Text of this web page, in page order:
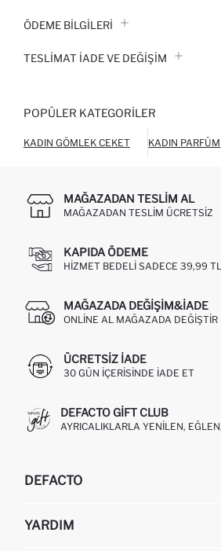
ÖDEME BİLGİLERİ
TESLIMAT İADE VE DEĞIŞIM
POPÜLER KATEGORILER
KADIN GÖMLEK CEKET KADIN PARFÜM
MAĞAZADAN TESLIM AL
MAĞAZADAN TESLIM ÜCRETSIZ
KAPIDA ÖDEME
HIZMET BEDELI SADECE 39,99 TL
MAĞAZADA DEĞIŞIM&İADE
ONLINE AL MAĞAZADA DEĞIŞTIR
ÜCRETSIZ IADE
30 GÜN IÇERISINDE IADE ET
DEFACTO GIFT CLUB
AYRICALIKLARLA YENILEN,
DEFACTO
HAKKIMIZDA
YARDIM